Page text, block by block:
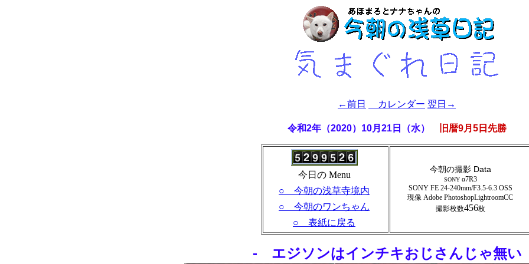
←前日 カレンダー 翌日→
令和2年（2020）10月21日（水） 旧暦9月5日先勝
今日の Menu
○ 今朝の浅草寺境内
○ 今朝のワンちゃん
○ 表紙に戻る
今朝の撮影 Data
SONY α7R3
SONY FE 24-240mm/F3.5-6.3 OSS
現像 Adobe PhotoshopLightroomCC
撮影枚数456枚
- エジソンはインチキおじさんじゃ無